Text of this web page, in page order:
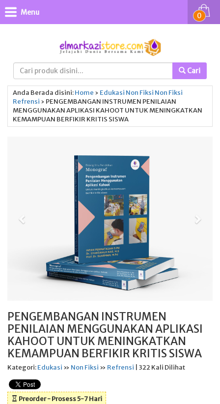
Cari
0
Menu
Anda Berada disini:Home › Edukasi Non Fiksi Non Fiksi
Refrensi › PENGEMBANGAN INSTRUMEN PENILAIAN
MENGGUNAKAN APLIKASI KAHOOT UNTUK MENINGKATKAN
KEMAMPUAN BERFIKIR KRITIS SISWA
PENGEMBANGAN INSTRUMEN
PENILAIAN MENGGUNAKAN APLIKASI
KAHOOT UNTUK MENINGKATKAN
KEMAMPUAN BERFIKIR KRITIS SISWA
Kategori:Edukasi » Non Fiksi » Refrensi | 322 Kali Dilihat
Preorder - Prosess 5-7 Hari